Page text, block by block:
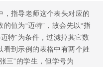
，指导老师这个表头对应的
的值为“迈特”，故会先以“指
特”为条件，过滤掉其它数
看到示例的表格中有两个姓
三”的学生，但学号为